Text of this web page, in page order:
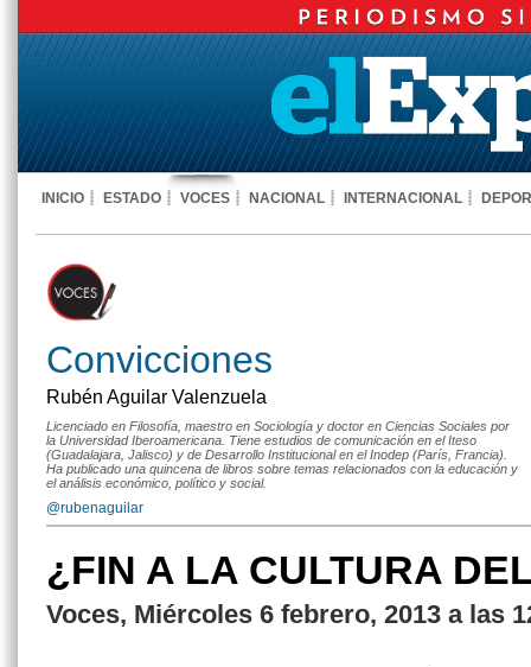
INICIO ESTADO VOCES NACIONAL INTERNACIONAL
Convicciones
Rubén Aguilar Valenzuela
Licenciado en Filosofía, maestro en Sociología y doctor en Ciencias Sociales por
la Universidad Iberoamericana. Tiene estudios de comunicación en el Iteso
(Guadalajara, Jalisco) y de Desarrollo Institucional en el Inodep (París, Francia).
Ha publicado una quincena de libros sobre temas relacionados con la educación y
el análisis económico, político y social.
@rubenaguilar
¿FIN A LA CULTURA
Voces, Miércoles 6 febrero, 2013 a las